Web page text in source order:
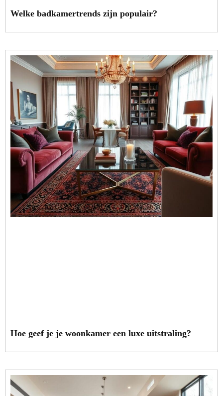
Welke badkamertrends zijn populair?
Hoe geef je je woonkamer een luxe uitstraling?